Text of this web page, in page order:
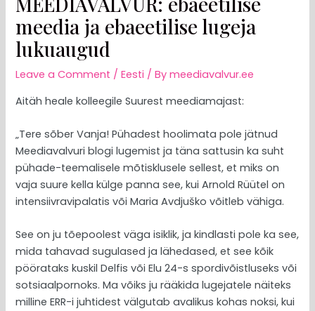
meedia ja ebaeetilise lugeja
lukuaugud
Leave a Comment /Eesti / Bymeediavalvur.ee
Aitäh heale kolleegile Suurest meediamajast:
„Tere sõber Vanja! Pühadest hoolimata pole jätnud
Meediavalvuri blogi lugemist ja täna sattusin ka suht
pühade-teemalisele mõtisklusele sellest, et miks on
vaja suure kella külge panna see, kui Arnold Rüütel on
intensiivravipalatis või Maria Avdjuško võitleb vähiga.
See on ju tõepoolest väga isiklik, ja kindlasti pole ka see,
mida tahavad sugulased ja lähedased, et see kõik
pöörataks kuskil Delfis või Elu 24-s spordivõistluseks või
sotsiaalpornoks. Ma võiks ju rääkida lugejatele näiteks
milline ERR-i juhtidest välgutab avalikus kohas noksi, kui